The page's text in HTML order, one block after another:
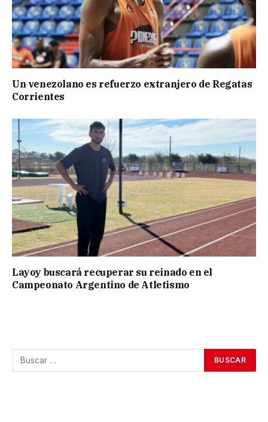
Un venezolano es refuerzo extranjero de Regatas
Corrientes
Layoy buscará recuperar su reinado en el
Campeonato Argentino de Atletismo